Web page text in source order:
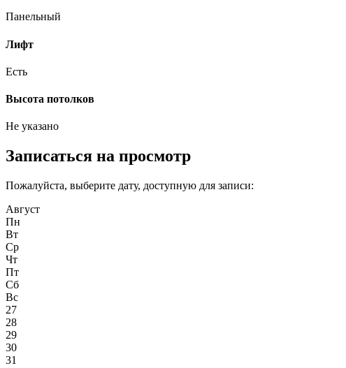
Панельный
Лифт
Есть
Высота потолков
Не указано
Записаться на просмотр
Пожалуйста, выберите дату, доступную для записи:
Август
Пн
Вт
Ср
Чт
Пт
Сб
Вс
27
28
29
30
31